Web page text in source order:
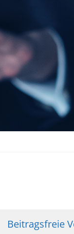
Beitragsfreie